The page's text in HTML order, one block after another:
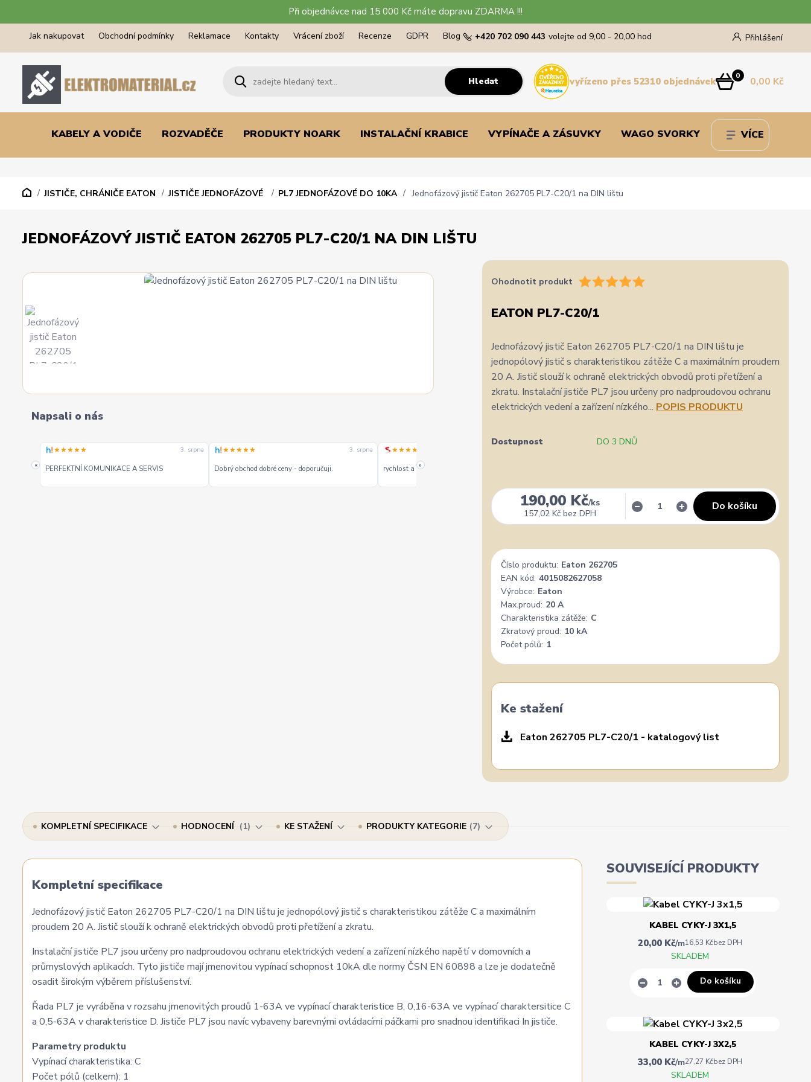
Při objednávce nad 15 000 Kč máte dopravu ZDARMA !!!
Jak nakupovat Obchodní podmínky Reklamace Kontakty Vrácení zboží Recenze GDPR Blog Přihlášení
Hledat
+420 702 090 443 volejte od 9,00 - 20,00 hod
0 0,00 Kč
vyřízeno přes 52310 objednávek
KABELY A VODIČE ROZVADĚČE PRODUKTY NOARK INSTALAČNÍ KRABICE VYPÍNAČE A ZÁSUVKY WAGO SVORKY VÍCE
JISTIČE, CHRÁNIČE EATON JISTIČE JEDNOFÁZOVÉ PL7 JEDNOFÁZOVÉ DO 10KA Jednofázový jistič Eaton 262705 PL7-C20/1 na DIN lištu
JEDNOFÁZOVÝ JISTIČ EATON 262705 PL7-C20/1 NA DIN LIŠTU
Napsali o nás
«
★★★★★ 3. srpna
PERFEKTNÍ KOMUNIKACE A SERVIS
★★★★★ 3. srpna
Dobrý obchod dobré ceny - doporučuji.
★★★★★
rychlost a kvalitu objednavky
»
Ohodnotit produkt
EATON PL7-C20/1
Jednofázový jistič Eaton 262705 PL7-C20/1 na DIN lištu je
jednopólový jistič s charakteristikou zátěže C a maximálním proudem
20 A. Jistič slouží k ochraně elektrických obvodů proti přetížení a
zkratu. Instalační jističe PL7 jsou určeny pro nadproudovou ochranu
elektrických vedení a zařízení nízkého... POPIS PRODUKTU
Dostupnost DO 3 DNŮ
190,00 Kč/ks
157,02 Kč bez DPH
Do košíku
Číslo produktu: Eaton 262705
EAN kód: 4015082627058
Výrobce: Eaton
Max.proud: 20 A
Charakteristika zátěže: C
Zkratový proud: 10 kA
Počet pólů: 1
Ke stažení
Eaton 262705 PL7-C20/1 - katalogový list
KOMPLETNÍ SPECIFIKACE HODNOCENÍ 1 KE STAŽENÍ PRODUKTY KATEGORIE 7
Kompletní specifikace
Jednofázový jistič Eaton 262705 PL7-C20/1 na DIN lištu je jednopólový jistič s charakteristikou zátěže C a maximálním
proudem 20 A. Jistič slouží k ochraně elektrických obvodů proti přetížení a zkratu.
Instalační jističe PL7 jsou určeny pro nadproudovou ochranu elektrických vedení a zařízení nízkého napětí v domovních a
průmyslových aplikacích. Tyto jističe mají jmenovitou vypínací schopnost 10kA dle normy ČSN EN 60898 a lze je dodatečně
osadit širokým výběrem příslušenství.
Řada PL7 je vyráběna v rozsahu jmenovitých proudů 1-63A ve vypínací charakteristice B, 0,16-63A ve vypínací charaktersitice C
a 0,5-63A v charakteristice D. Jističe PL7 jsou navíc vybaveny barevnými ovládacími páčkami pro snadnou identifikaci In jističe.
Parametry produktu
Vypínací charakteristika: C
Počet pólů (celkem): 1
SOUVISEJÍCÍ PRODUKTY
KABEL CYKY-J 3X1,5
20,00 Kč/m16,53 Kčbez DPH
SKLADEM
Do košíku
KABEL CYKY-J 3X2,5
33,00 Kč/m27,27 Kčbez DPH
SKLADEM